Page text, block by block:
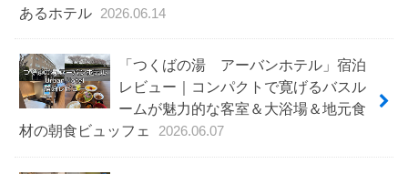
あるホテル
2026.06.14
「つくばの湯 アーバンホテル」宿泊
レビュー｜コンパクトで寛げるバスル
ームが魅力的な客室＆大浴場＆地元食
材の朝食ビュッフェ
2026.06.07